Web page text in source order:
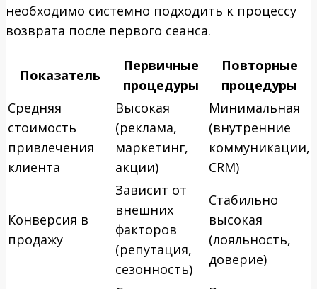
необходимо системно подходить к процессу
возврата после первого сеанса.
Показатель
Первичные
процедуры
Повторные
процедуры
Средняя
стоимость
привлечения
клиента
Высокая
(реклама,
маркетинг,
акции)
Минимальная
(внутренние
коммуникации,
CRM)
Конверсия в
продажу
Зависит от
внешних
факторов
(репутация,
сезонность)
Стабильно
высокая
(лояльность,
доверие)